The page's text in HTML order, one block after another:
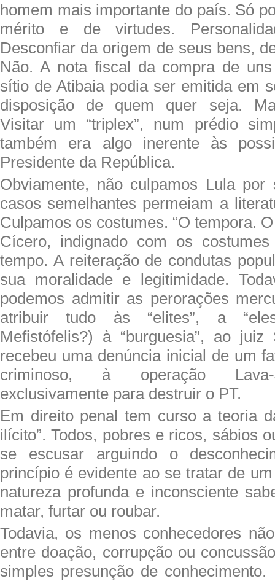
homem mais importante do país. Só
mérito e de virtudes.
Desconfiar da origem de seus bens,
Não. A nota fiscal da compra de
sítio de Atibaia podia ser emitida em
disposição de quem quer seja.
Visitar um “triplex”, num prédio
também era algo inerente às
Presidente da República.
Obviamente, não culpamos Lula por
casos semelhantes permeiam a
Culpamos os costumes. “O tempora.
Cícero, indignado com os
tempo. A reiteração de condutas
sua moralidade e legitimidade.
podemos admitir as perorações
atribuir tudo às “elites”, a
Mefistófelis?) à “burguesia”, ao
recebeu uma denúncia inicial de um
criminoso, à operação Lava-
exclusivamente para destruir o PT.
Em direito penal tem curso a teoria
ilícito”. Todos, pobres e ricos, sábios
se escusar arguindo o
princípio é evidente ao se tratar de
natureza profunda e inconsciente
matar, furtar ou roubar.
Todavia, os menos conhecedores
entre doação, corrupção ou
simples presunção de